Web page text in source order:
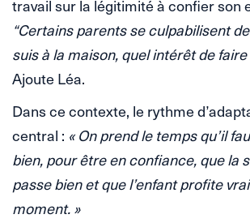
travail sur la légitimité à confier son
“Certains parents se culpabilisent
suis à la maison, quel intérêt de
Ajoute Léa.
Dans ce contexte, le rythme
central : « On prend le temps qu’il
bien, pour être en confiance, que la
passe bien et que l’enfant profite
moment. »